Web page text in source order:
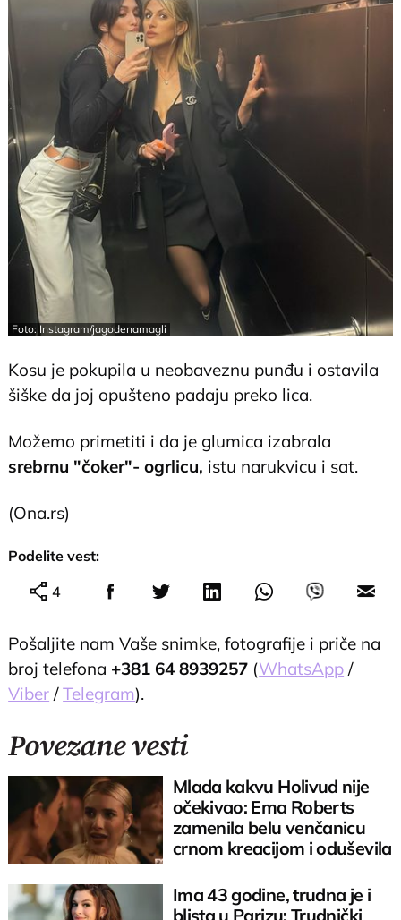
Foto: Instagram/jagodenamagli
Kosu je pokupila u neobaveznu punđu i ostavila
šiške da joj opušteno padaju preko lica.
Možemo primetiti i da je glumica izabrala
srebrnu "čoker"- ogrlicu, istu narukvicu i sat.
(Ona.rs)
Podelite vest:
4
Pošaljite nam Vaše snimke, fotografije i priče na
broj telefona +381 64 8939257 (WhatsApp /
Viber /Telegram).
Povezane vesti
Mlada kakvu Holivud nije
očekivao: Ema Roberts
zamenila belu venčanicu
crnom kreacijom i oduševila
Ima 43 godine, trudna je i
blista u Parizu: Trudnički